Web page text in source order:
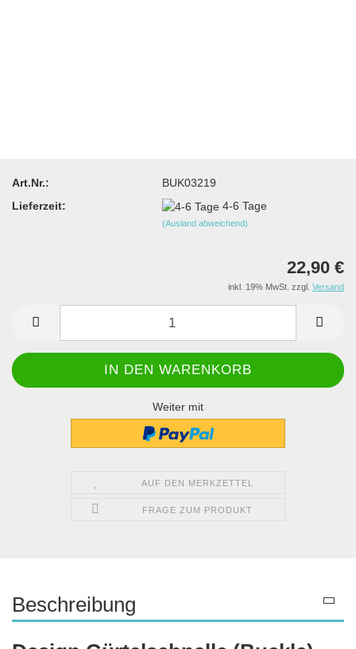
Art.Nr.:
BUK03219
Lieferzeit:
4-6 Tage
(Ausland abweichend)
22,90 €
inkl. 19% MwSt. zzgl. Versand
Weiter mit
AUF DEN MERKZETTEL
FRAGE ZUM PRODUKT
Beschreibung